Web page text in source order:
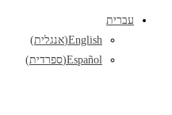
עברית
English
(אנגלית)
Español
(ספרדית)